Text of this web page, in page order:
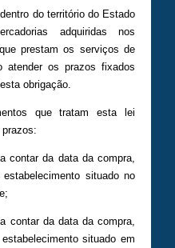
do território do Estado
adquiridas nos
prestam os serviços de
atender os prazos fixados
obrigação.
que tratam esta lei
da data da compra,
situado no
contar da data da compra,
situado em